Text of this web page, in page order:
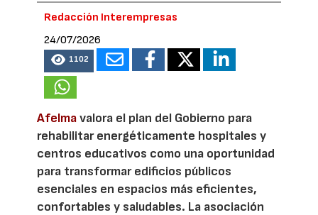
Redacción Interempresas
24/07/2026
1102
Afelmavalora el plan del Gobierno para
rehabilitar energéticamente hospitales y
centros educativos como una oportunidad
para transformar edificios públicos
esenciales en espacios más eficientes,
confortables y saludables. La asociación